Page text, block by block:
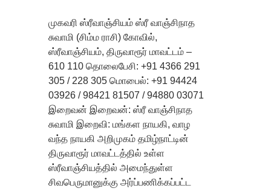
முகவரி ஸ்ரீவாஞ்சியம் ஸ்ரீ வாஞ்சிநாத
சுவாமி (சிம்ம ராசி) கோவில்,
ஸ்ரீவாஞ்சியம், திருவாரூர் மாவட்டம் –
610 110 தொலைபேசி: +91 4366 291
305 / 228 305 மொபைல்: +91 94424
03926 / 98421 81507 / 94880 03071
இறைவன் இறைவன்: ஸ்ரீ வாஞ்சிநாத
சுவாமி இறைவி: மங்கள நாயகி, வாழ
வந்த நாயகி அறிமுகம் தமிழ்நாட்டின்
திருவாரூர் மாவட்டத்தில் உள்ள
ஸ்ரீவாஞ்சியத்தில் அமைந்துள்ள
சிவபெருமானுக்கு அர்ப்பணிக்கப்பட்ட